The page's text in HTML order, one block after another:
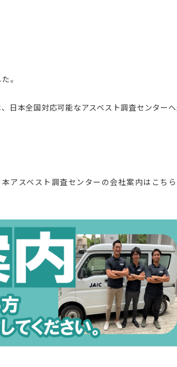
。
日本全国対応可能なアスベスト調査センター
アスベスト調査センターの会社案内はこち